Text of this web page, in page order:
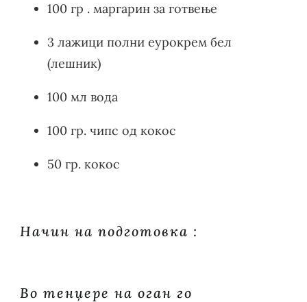
100 гр . маргарин за готвење
3 лажици полни еурокрем бел
(лешник)
100 мл вода
100 гр. чипс од кокос
50 гр. кокос
Начин на подготовка :
Во тенџере на оган го